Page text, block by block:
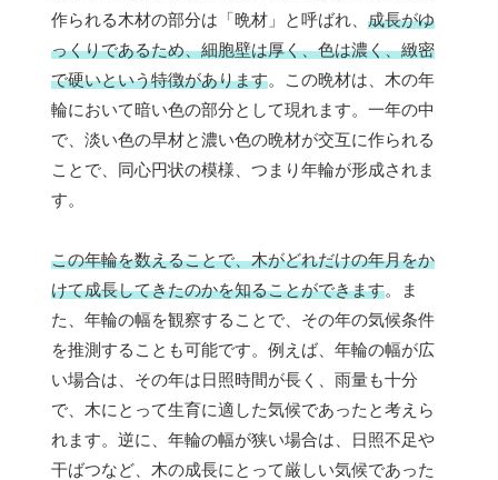
作られる木材の部分は「晩材」と呼ばれ、 成長がゆ
っくりであるため、細胞壁は厚く、色は濃く、緻密
で硬いという特徴があります。この晩材は、木の年
輪において暗い色の部分として現れます。一年の中
で、淡い色の早材と濃い色の晩材が交互に作られる
ことで、同心円状の模様、つまり年輪が形成されま
す。
この年輪を数えることで、木がどれだけの年月をか
けて成長してきたのかを知ることができます。ま
た、年輪の幅を観察することで、その年の気候条件
を推測することも可能です。例えば、年輪の幅が広
い場合は、その年は日照時間が長く、雨量も十分
で、木にとって生育に適した気候であったと考えら
れます。逆に、年輪の幅が狭い場合は、日照不足や
干ばつなど、木の成長にとって厳しい気候であった